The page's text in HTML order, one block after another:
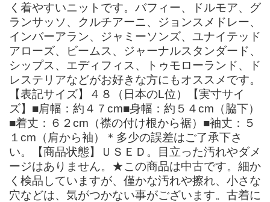
く着やすいニットです。バフィー、ドルモア、グ
ランサッソ、クルチアーニ、ジョンスメドレー、
インバーアラン、ジャミーソンズ、ユナイテッド
アローズ、ビームス、ジャーナルスタンダード、
シップス、エディフィス、トゥモローランド、ド
レステリアなどがお好きな方にもオススメです。
【表記サイズ】４８（日本のL位）【実寸サイ
ズ】■肩幅：約４７cm■身幅：約５４cm（脇下）
■着丈：６２cm（襟の付け根から裾）■袖丈：５
１cm（肩から袖）＊多少の誤差はご了承下さ
い。【商品状態】ＵＳＥＤ。目立った汚れやダメ
ージはありません。★この商品は中古です。細か
く検品していますが、僅かな汚れや擦れ、小さな
穴などは、気がつかない事がございます。古着に